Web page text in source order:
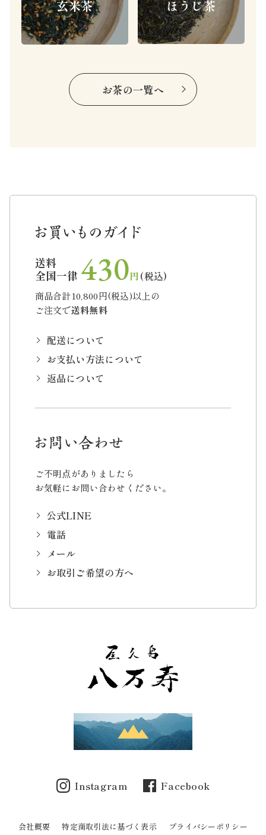
玄米茶 ほうじ茶
お茶の一覧へ
送料
全国一律 430円(税込)
商品合計10,800円(税込)以上の
ご注文で送料無料
配送について
お支払い方法について
返品について
ご不明点がありましたら
お気軽にお問い合わせください。
公式LINE
電話
メール
お取引ご希望の方へ
Instagram Facebook
会社概要 特定商取引法に基づく表示 プライバシーポリシー